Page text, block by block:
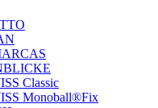
Classic
Monoball®Fix